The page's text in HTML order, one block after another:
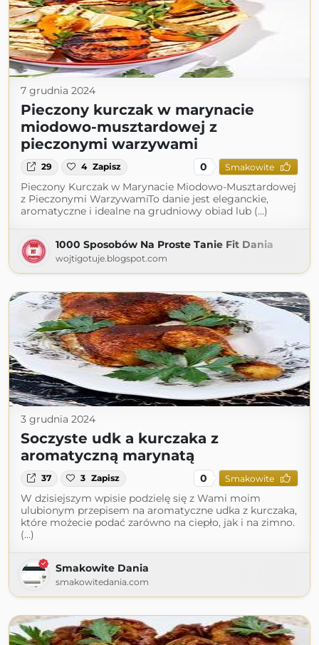
7 grudnia 2024
Pieczony kurczak w marynacie
miodowo-musztardowej z
pieczonymi warzywami
29 4 Zapisz 0 Smakowite
Pieczony Kurczak w Marynacie Miodowo-Musztardowej
z Pieczonymi WarzywamiTo danie jest eleganckie,
aromatyczne i idealne na grudniowy obiad lub (...)
1000 Sposobów Na Proste Tanie Fit Dania
wojtigotuje.blogspot.com
3 grudnia 2024
Soczyste udk a kurczaka z
aromatyczną marynatą
37 3 Zapisz 0 Smakowite
W dzisiejszym wpisie podzielę się z Wami moim
ulubionym przepisem na aromatyczne udka z kurczaka,
które możecie podać zarówno na ciepło, jak i na zimno.
(...)
Smakowite Dania
smakowitedania.com